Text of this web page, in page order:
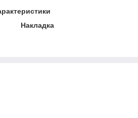
Накладка